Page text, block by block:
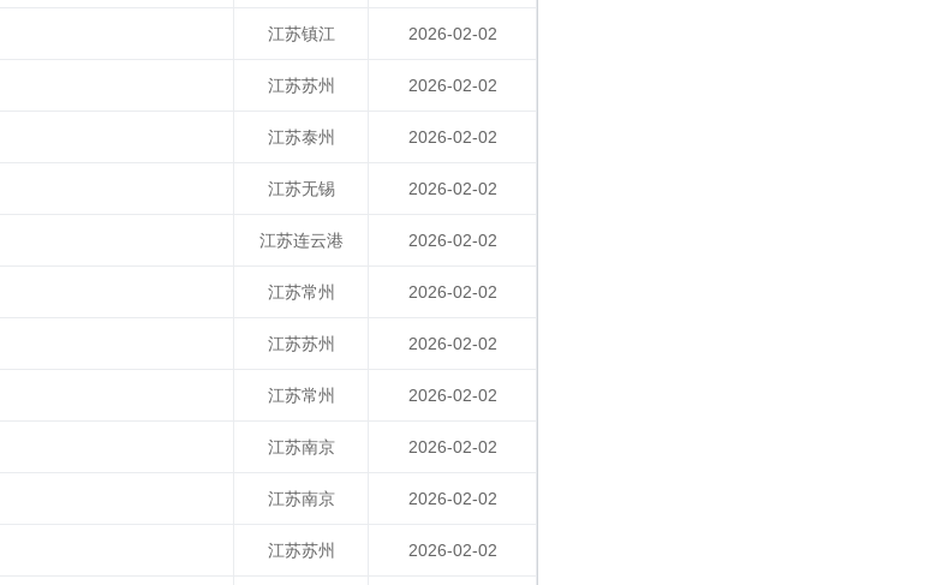
江苏镇江 2026-02-02
江苏苏州 2026-02-02
江苏泰州 2026-02-02
江苏无锡 2026-02-02
江苏连云港 2026-02-02
江苏常州 2026-02-02
江苏苏州 2026-02-02
江苏常州 2026-02-02
江苏南京 2026-02-02
江苏南京 2026-02-02
江苏苏州 2026-02-02